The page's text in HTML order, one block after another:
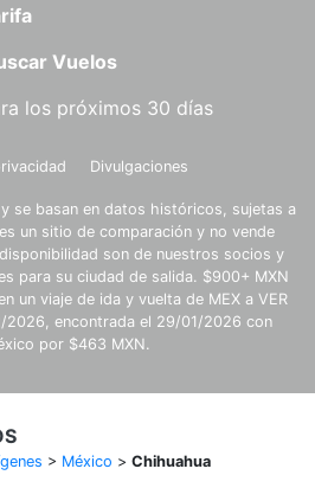
Vuelos
los próximos 30 días
Divulgaciones
se basan en datos históricos, sujetas a
un sitio de comparación y no vende
son de nuestros socios y
para su ciudad de salida. $900+ MXN
un viaje de ida y vuelta de MEX a VER
encontrada el 29/01/2026 con
por $463 MXN.
> México > Chihuahua